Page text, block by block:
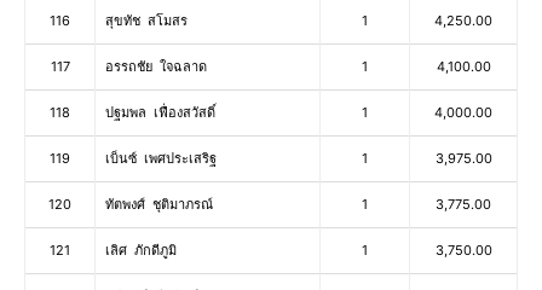
116 สุขทัช สโมสร 1 4,250.00
117 อรรถชัย ใจฉลาด 1 4,100.00
118 ปฐมพล เฟื่องสวัสดิ์ 1 4,000.00
119 เบ็นซ์ เพศประเสริฐ 1 3,975.00
120 ทัตพงศ์ ชุติมาภรณ์ 1 3,775.00
121 เลิศ ภักดีภูมิ 1 3,750.00